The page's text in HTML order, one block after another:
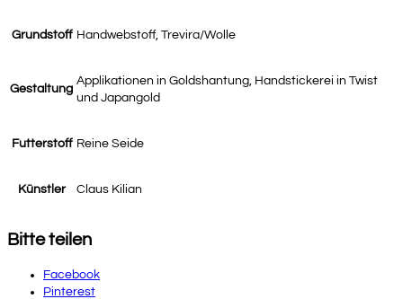
Grundstoff Handwebstoff, Trevira/Wolle
Gestaltung
Applikationen in Goldshantung, Handstickerei in Twist
und Japangold
Futterstoff Reine Seide
Künstler Claus Kilian
Bitte teilen
Facebook
Pinterest